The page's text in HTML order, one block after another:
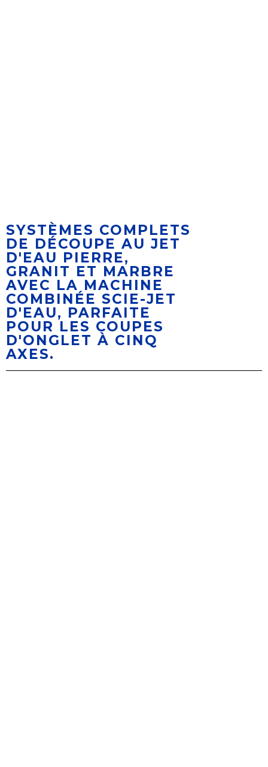
SYSTÈMES COMPLETS
DE DÉCOUPE AU JET
D'EAU PIERRE,
GRANIT ET MARBRE
AVEC LA MACHINE
COMBINÉE SCIE-JET
D'EAU, PARFAITE
POUR LES COUPES
D'ONGLET À CINQ
AXES.